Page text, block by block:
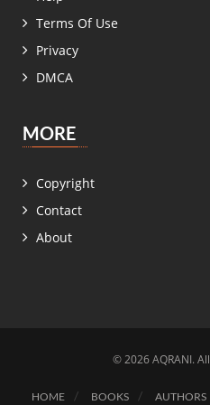
Terms Of Use
Privacy
DMCA
MORE
Copyright
Contact
About
© 2026 AQRANI.
HOME BOOKS AUTHORS